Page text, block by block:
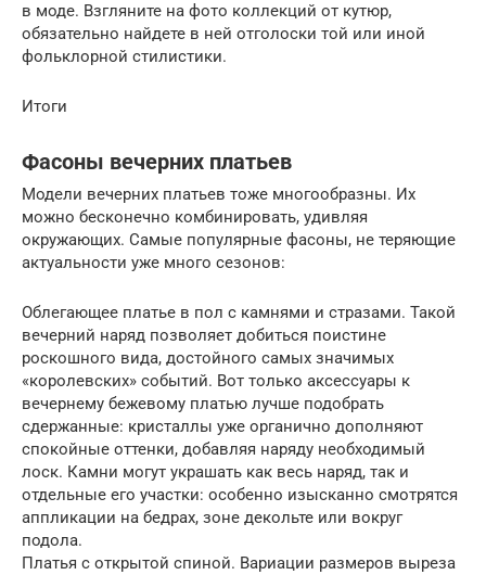
в моде. Взгляните на фото коллекций от кутюр,
обязательно найдете в ней отголоски той или иной
фольклорной стилистики.
Итоги
Фасоны вечерних платьев
Модели вечерних платьев тоже многообразны. Их
можно бесконечно комбинировать, удивляя
окружающих. Самые популярные фасоны, не теряющие
актуальности уже много сезонов:
Облегающее платье в пол с камнями и стразами. Такой
вечерний наряд позволяет добиться поистине
роскошного вида, достойного самых значимых
«королевских» событий. Вот только аксессуары к
вечернему бежевому платью лучше подобрать
сдержанные: кристаллы уже органично дополняют
спокойные оттенки, добавляя наряду необходимый
лоск. Камни могут украшать как весь наряд, так и
отдельные его участки: особенно изысканно смотрятся
аппликации на бедрах, зоне декольте или вокруг
подола.
Платья с открытой спиной. Вариации размеров выреза